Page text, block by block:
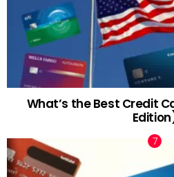
What’s the Best Credit